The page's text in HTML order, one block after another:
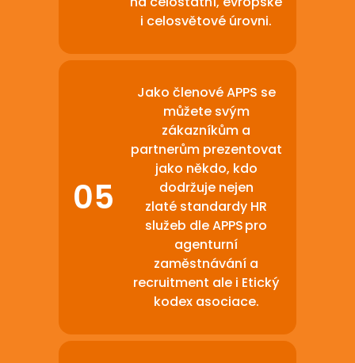
i celosvětové úrovni.
Jako členové APPS se
můžete svým
zákazníkům a
partnerům prezentovat
jako někdo, kdo
dodržuje nejen
zlaté standardy HR
služeb dle APPS pro
agenturní
zaměstnávání a
recruitment ale i Etický
kodex asociace.